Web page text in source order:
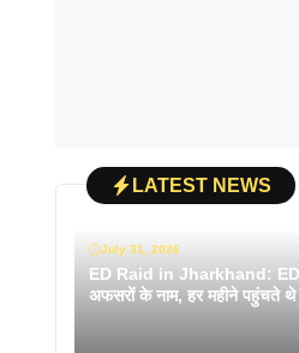
LATEST NEWS
July 31, 2026
ED Raid in Jharkhand: ED
अफसरों के नाम, हर महीने पहुंचते थे